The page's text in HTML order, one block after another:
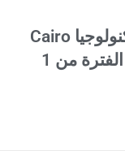
مشاركة في معرض القاهرة للتكنولوجيا Cairo
ICT بمصر للمعارض الدولية في الفترة من 1